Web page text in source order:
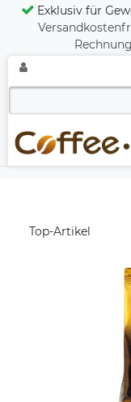
Exklusiv für
Top-Artikel